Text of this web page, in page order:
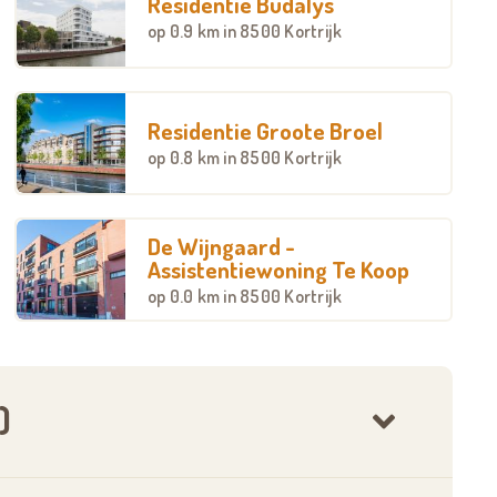
op 0.9 km in 8500 Kortrijk
Residentie Groote Broel
op 0.8 km in 8500 Kortrijk
De Wijngaard -
Assistentiewoning Te Koop
op 0.0 km in 8500 Kortrijk